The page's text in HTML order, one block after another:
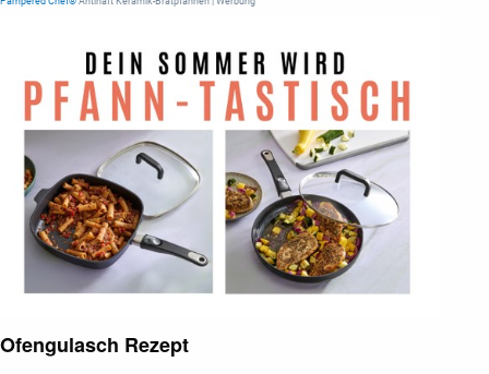
Ofengulasch Rezept